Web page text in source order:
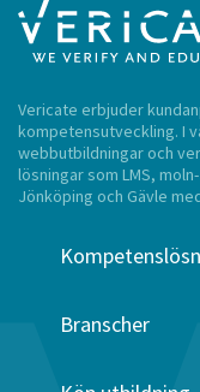
Vericate erbjuder
kompetensutveckling. I
webbutbildningar och
lösningar som LMS,
Jönköping och Gävle
Branscher